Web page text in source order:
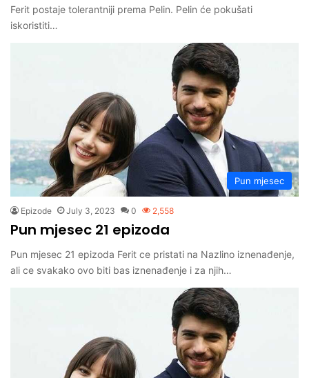
Ferit postaje tolerantniji prema Pelin. Pelin će pokušati
iskoristiti…
Pun mjesec
Epizode July 3, 2023 0 2,558
Pun mjesec 21 epizoda
Pun mjesec 21 epizoda Ferit ce pristati na Nazlino iznenađenje,
ali ce svakako ovo biti bas iznenađenje i za njih…